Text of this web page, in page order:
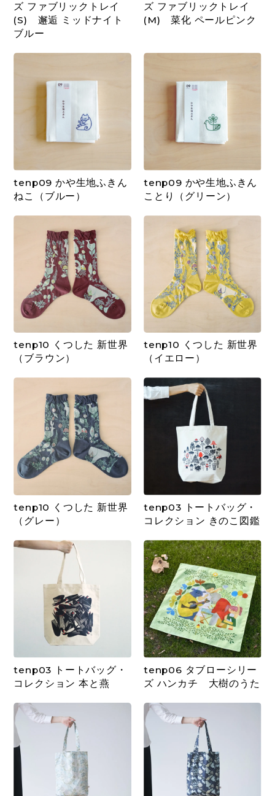
ズ ファブリックトレイ
(S) 邂逅 ミッドナイト
ブルー
ズ ファブリックトレイ
(M) 菜化 ペールピンク
tenp09 かや生地ふきん
ねこ（ブルー）
tenp09 かや生地ふきん
ことり（グリーン）
tenp10 くつした 新世界
（ブラウン）
tenp10 くつした 新世界
（イエロー）
tenp10 くつした 新世界
（グレー）
tenp03 トートバッグ・
コレクション きのこ図鑑
tenp03 トートバッグ・
コレクション 本と燕
tenp06 タブローシリー
ズ ハンカチ 大樹のうた